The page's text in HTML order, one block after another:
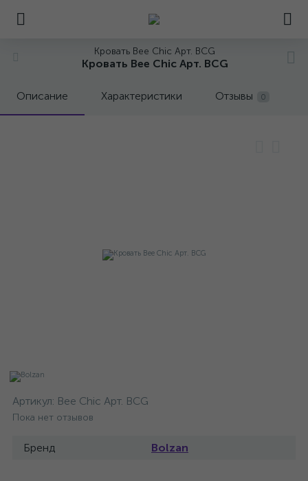
Кровать Bee Chic Арт. BCG
Кровать Bee Chic Арт. BCG
Описание Характеристики Отзывы 0
Артикул: Bee Chic Арт. BCG
Пока нет отзывов
Бренд Bolzan